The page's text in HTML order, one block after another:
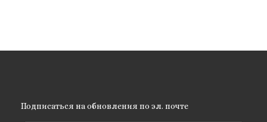
Подписаться на обновления по эл. почте